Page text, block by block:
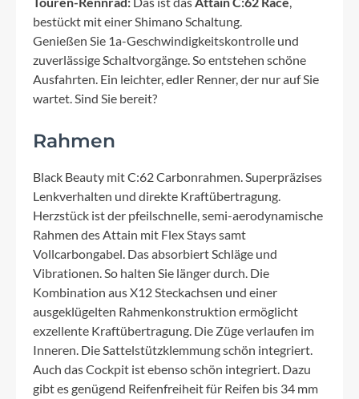
bestückt mit einer Shimano Schaltung.
Genießen Sie 1a-Geschwindigkeitskontrolle und
zuverlässige Schaltvorgänge. So entstehen schöne
Ausfahrten. Ein leichter, edler Renner, der nur auf Sie
wartet. Sind Sie bereit?
Rahmen
Black Beauty mit C:62 Carbonrahmen. Superpräzises
Lenkverhalten und direkte Kraftübertragung.
Herzstück ist der pfeilschnelle, semi-aerodynamische
Rahmen des Attain mit Flex Stays samt
Vollcarbongabel. Das absorbiert Schläge und
Vibrationen. So halten Sie länger durch. Die
Kombination aus X12 Steckachsen und einer
ausgeklügelten Rahmenkonstruktion ermöglicht
exzellente Kraftübertragung. Die Züge verlaufen im
Inneren. Die Sattelstützklemmung schön integriert.
Auch das Cockpit ist ebenso schön integriert. Dazu
gibt es genügend Reifenfreiheit für Reifen bis 34 mm